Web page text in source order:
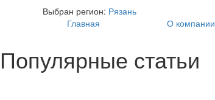
Выбран регион: Рязань
Главная
О компании
Популярные статьи